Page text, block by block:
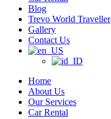
Blog
Trevo World Traveller
Gallery
Contact Us
Home
About Us
Our Services
Car Rental